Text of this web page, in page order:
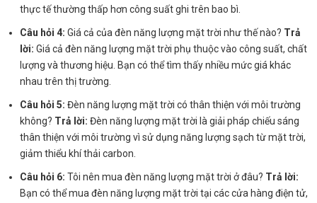
thực tế thường thấp hơn công suất ghi trên bao bì.
Câu hỏi 4: Giá cả của đèn năng lượng mặt trời như thế nào? Trả
lời: Giá cả đèn năng lượng mặt trời phụ thuộc vào công suất, chất
lượng và thương hiệu. Bạn có thể tìm thấy nhiều mức giá khác
nhau trên thị trường.
Câu hỏi 5: Đèn năng lượng mặt trời có thân thiện với môi trường
không? Trả lời: Đèn năng lượng mặt trời là giải pháp chiếu sáng
thân thiện với môi trường vì sử dụng năng lượng sạch từ mặt trời,
giảm thiểu khí thải carbon.
Câu hỏi 6: Tôi nên mua đèn năng lượng mặt trời ở đâu? Trả lời:
Bạn có thể mua đèn năng lượng mặt trời tại các cửa hàng điện tử,